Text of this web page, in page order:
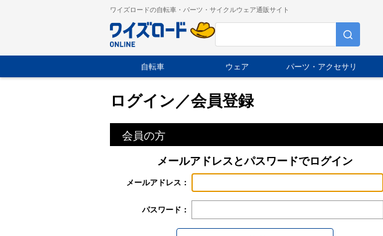
ワイズロードの自転車・パーツ・サイクルウェア通販サイト
自転車 ウェア パーツ・アクセサリ
ログイン／会員登録
会員の方
メールアドレスとパスワードでログイン
メールアドレス：
パスワード：